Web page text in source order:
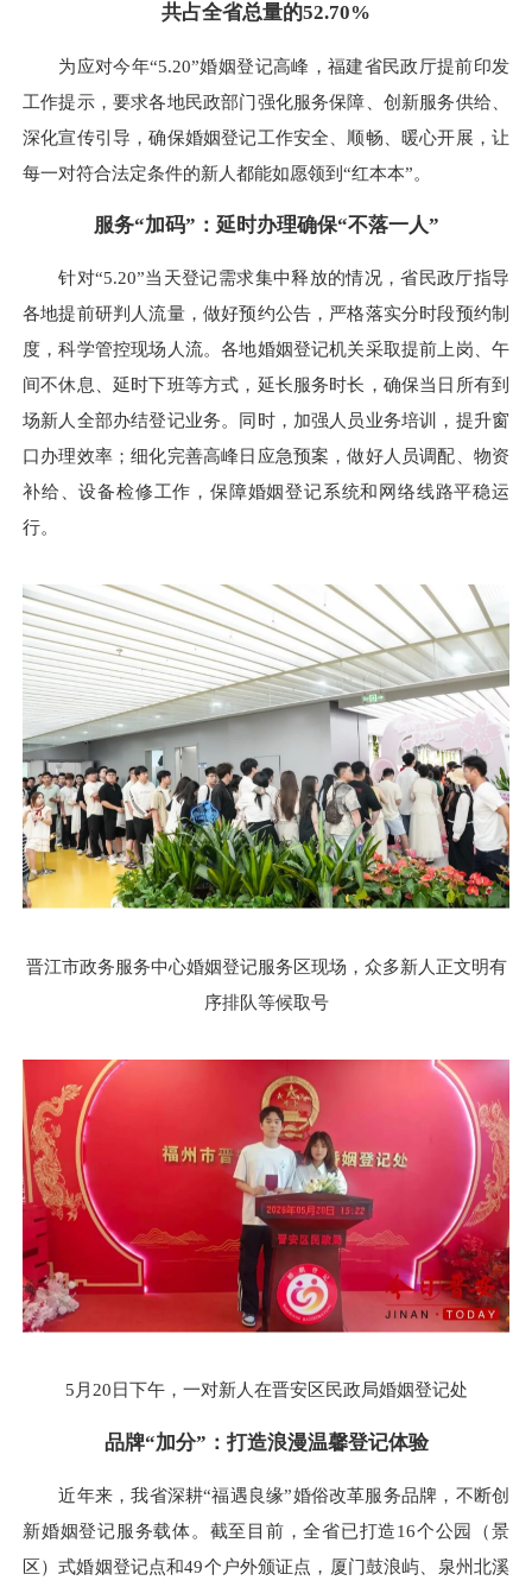
共占全省总量的52.70%
为应对今年“5.20”婚姻登记高峰，福建省民政厅提前印发
工作提示，要求各地民政部门强化服务保障、创新服务供给、
深化宣传引导，确保婚姻登记工作安全、顺畅、暖心开展，让
每一对符合法定条件的新人都能如愿领到“红本本”。
服务“加码”：延时办理确保“不落一人”
针对“5.20”当天登记需求集中释放的情况，省民政厅指导
各地提前研判人流量，做好预约公告，严格落实分时段预约制
度，科学管控现场人流。各地婚姻登记机关采取提前上岗、午
间不休息、延时下班等方式，延长服务时长，确保当日所有到
场新人全部办结登记业务。同时，加强人员业务培训，提升窗
口办理效率；细化完善高峰日应急预案，做好人员调配、物资
补给、设备检修工作，保障婚姻登记系统和网络线路平稳运
行。
晋江市政务服务中心婚姻登记服务区现场， 众多新人正文明有
序排队等候取号
5月20日下午，一对新人在晋安区民政局婚姻登记处
品牌“加分”：打造浪漫温馨登记体验
近年来，我省深耕“福遇良缘”婚俗改革服务品牌，不断创
新婚姻登记服务载体。截至目前，全省已打造16个公园（景
区）式婚姻登记点和49个户外颁证点，厦门鼓浪屿、泉州北溪